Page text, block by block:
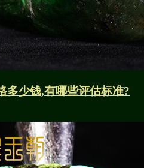
多少钱,有哪些评估标准?